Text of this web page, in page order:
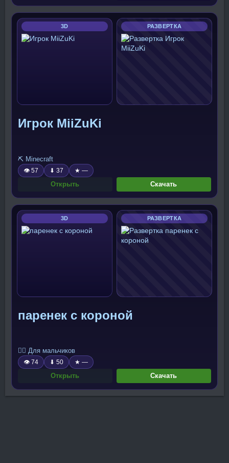
3D РАЗВЕРТКА
Игрок MiiZuKi
⛏️ Minecraft
👁 57 ⬇ 37 ★ —
Открыть Скачать
3D РАЗВЕРТКА
паренек с короной
🧍‍♂️ Для мальчиков
👁 74 ⬇ 50 ★ —
Открыть Скачать